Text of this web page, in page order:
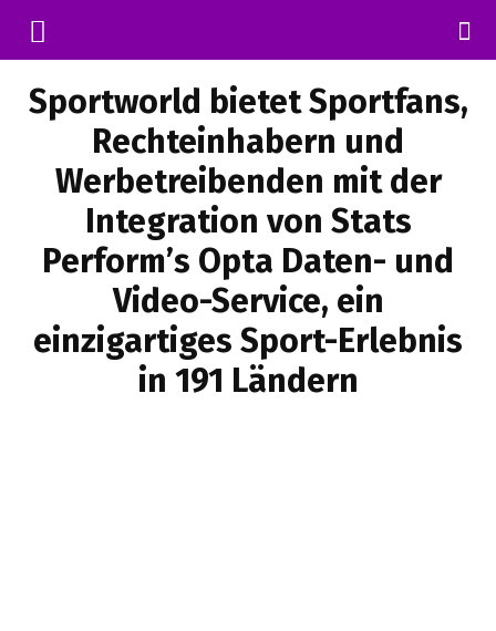
Sportworld bietet Sportfans,
Rechteinhabern und
Werbetreibenden mit der
Integration von Stats
Perform’s Opta Daten- und
Video-Service, ein
einzigartiges Sport-Erlebnis
in 191 Ländern